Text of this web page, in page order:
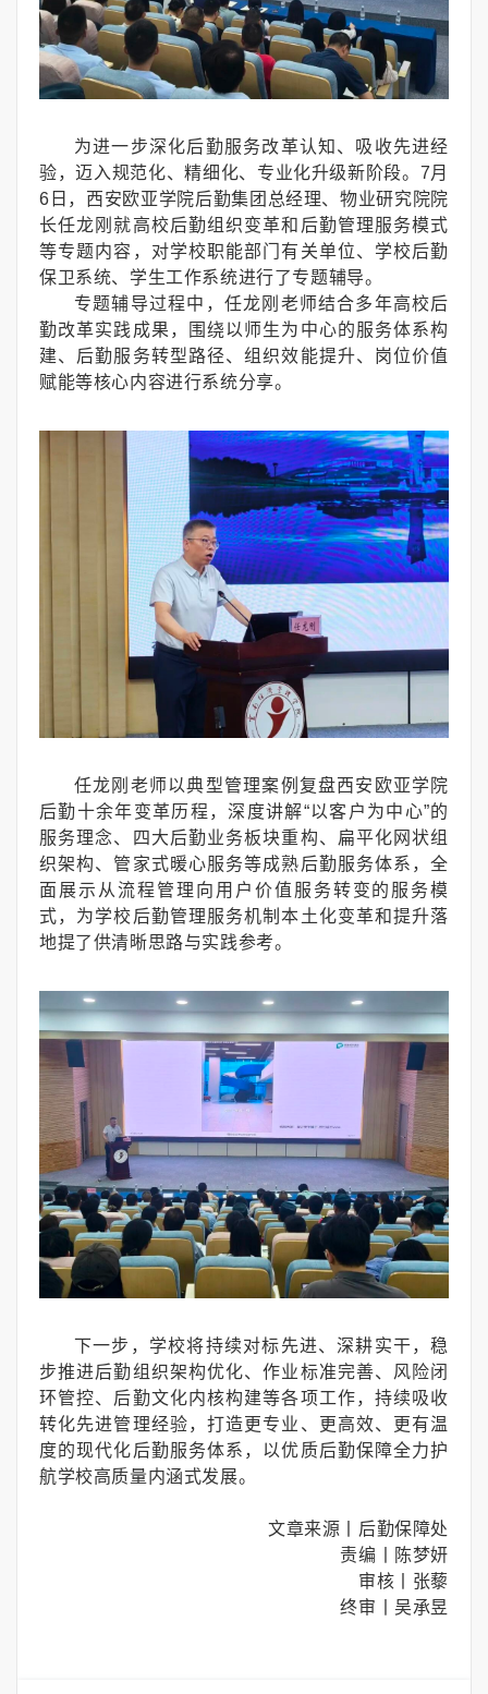
为进一步深化后勤服务改革认知、吸收先进经
验，迈入规范化、精细化、专业化升级新阶段。7月
6日，西安欧亚学院后勤集团总经理、物业研究院院
长任龙刚就高校后勤组织变革和后勤管理服务模式
等专题内容，对学校职能部门有关单位、学校后勤
保卫系统、学生工作系统进行了专题辅导。
专题辅导过程中，任龙刚老师结合多年高校后
勤改革实践成果，围绕以师生为中心的服务体系构
建、后勤服务转型路径、组织效能提升、岗位价值
赋能等核心内容进行系统分享。
任龙刚老师以典型管理案例复盘西安欧亚学院
后勤十余年变革历程，深度讲解“以客户为中心”的
服务理念、四大后勤业务板块重构、扁平化网状组
织架构、管家式暖心服务等成熟后勤服务体系，全
面展示从流程管理向用户价值服务转变的服务模
式，为学校后勤管理服务机制本土化变革和提升落
地提了供清晰思路与实践参考。
下一步，学校将持续对标先进、深耕实干，稳
步推进后勤组织架构优化、作业标准完善、风险闭
环管控、后勤文化内核构建等各项工作，持续吸收
转化先进管理经验，打造更专业、更高效、更有温
度的现代化后勤服务体系，以优质后勤保障全力护
航学校高质量内涵式发展。
文章来源丨后勤保障处
责编丨陈梦妍
审核丨张藜
终审丨吴承昱